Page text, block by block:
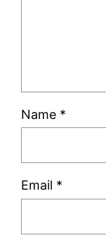
Name *
Email *